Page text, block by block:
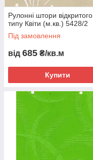
Рулонні штори відкритого
типу Квіти (м.кв.) 5428/2
Під замовлення
від 685 ₴/кв.м
Купити